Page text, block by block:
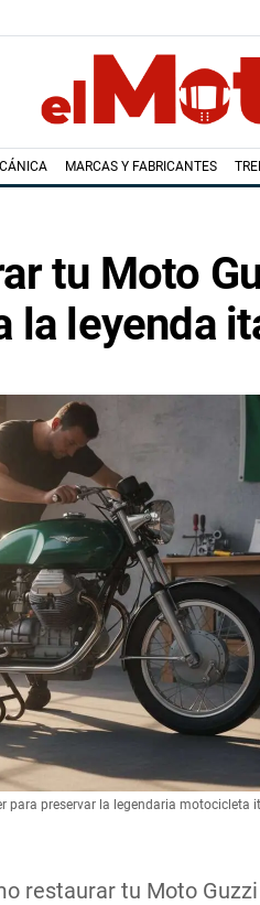
MARCAS Y FABRICANTES
tu Moto
la leyenda
restaurar tu Moto
para preservar la legendaria motocicleta